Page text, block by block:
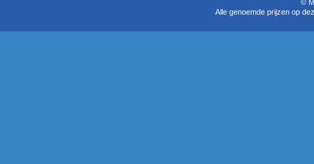
©
Alle genoemde prijzen op